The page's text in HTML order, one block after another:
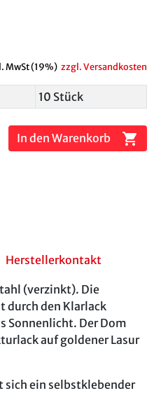
MwSt (19%) zzgl. Versandkosten
10 Stück
In den Warenkorb shopping_cart
Herstellerkontakt
(verzinkt). Die
durch den Klarlack
Sonnenlicht. Der Dom
auf goldener Lasur
sich ein selbstklebender